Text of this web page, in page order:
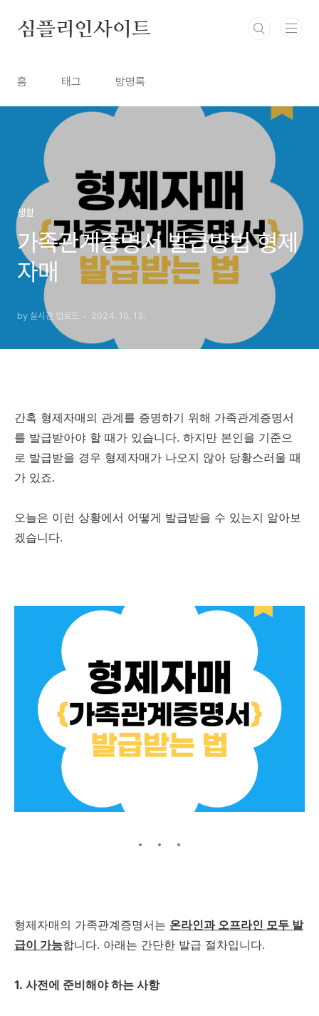
심플리인사이트
홈 태그 방명록
생활
가족관계증명서 발급방법 형제
자매
by 실시간 업로드 2024. 10. 13.
간혹 형제자매의 관계를 증명하기 위해 가족관계증명서
를 발급받아야 할 때가 있습니다. 하지만 본인을 기준으
로 발급받을 경우 형제자매가 나오지 않아 당황스러울 때
가 있죠.
오늘은 이런 상황에서 어떻게 발급받을 수 있는지 알아보
겠습니다.
형제자매의 가족관계증명서는 온라인과 오프라인 모두 발
급이 가능합니다. 아래는 간단한 발급 절차입니다.
1. 사전에 준비해야 하는 사항